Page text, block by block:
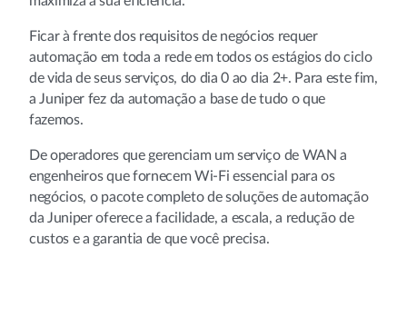
Ficar à frente dos requisitos de negócios requer
automação em toda a rede em todos os estágios do ciclo
de vida de seus serviços, do dia 0 ao dia 2+. Para este fim,
a Juniper fez da automação a base de tudo o que
fazemos.
De operadores que gerenciam um serviço de WAN a
engenheiros que fornecem Wi-Fi essencial para os
negócios, o pacote completo de soluções de automação
da Juniper oferece a facilidade, a escala, a redução de
custos e a garantia de que você precisa.